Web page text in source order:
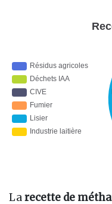
Larecette de